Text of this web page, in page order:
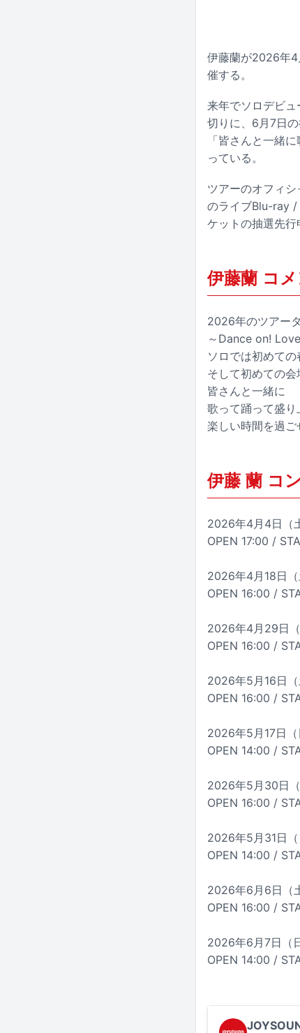
伊藤蘭が2026年
催する。
来年でソロデビ
切りに、6月7日
「皆さんと一緒
っている。
ツアーのオフィ
のライブBlu-ray
ケットの抽選先行
伊藤蘭 コメ
2026年のツアー
～Dance on!
ソロでは初めての
そして初めての会
皆さんと一緒に
歌って踊って盛り
楽しい時間を過
伊藤 蘭 コ
2026年4月4日（
OPEN 17:00 /
2026年4月18日
OPEN 16:00 /
2026年4月29日
OPEN 16:00 /
2026年5月16日
OPEN 16:00 /
2026年5月17日
OPEN 14:00 /
2026年5月30日
OPEN 16:00 /
2026年5月31日
OPEN 14:00 /
2026年6月6日（
OPEN 16:00 /
2026年6月7日（
OPEN 14:00 /